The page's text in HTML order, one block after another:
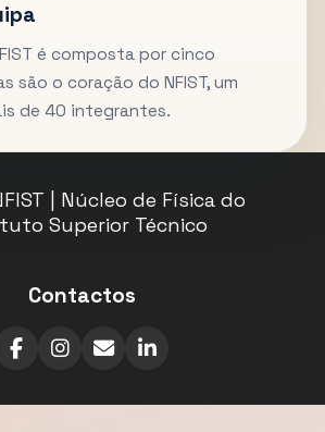
é composta por cinco
são o coração do NFIST, um
de 40 integrantes.
| Núcleo de Física do
Superior Técnico
Contactos